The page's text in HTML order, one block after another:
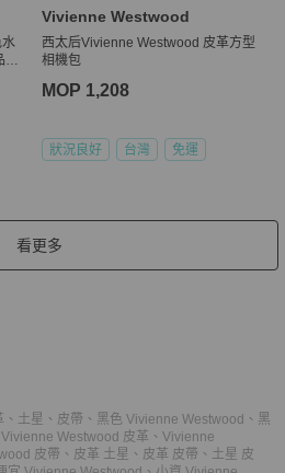
Vivienne Westwood
西太后Vivienne Westwood 皮革方型
相機包
MOP 1,208
狀況良好 台灣 免運
看更多
、 土星 、 皮帶 、 黑色 Vivienne Westwood 、 黑
Vivienne Westwood 皮革 、 Vivienne
皮帶 、 皮革 土星 、 皮革 皮帶 、 土星 皮